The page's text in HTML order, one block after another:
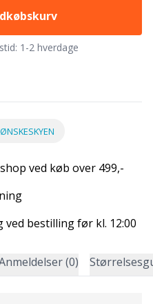
1-2 hverdage
ved køb over 499,-
bestilling før kl. 12:00
(0)